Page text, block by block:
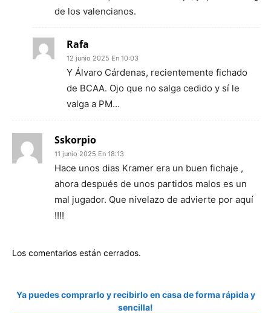
de los valencianos.
Rafa
12 junio 2025 En 10:03
Y Álvaro Cárdenas, recientemente fichado
de BCAA. Ojo que no salga cedido y sí le
valga a PM…
Sskorpio
11 junio 2025 En 18:13
Hace unos dias Kramer era un buen fichaje ,
ahora después de unos partidos malos es un
mal jugador. Que nivelazo de advierte por aquí
!!!!
Los comentarios están cerrados.
Ya puedes comprarlo y recibirlo en casa de forma rápida y
sencilla!